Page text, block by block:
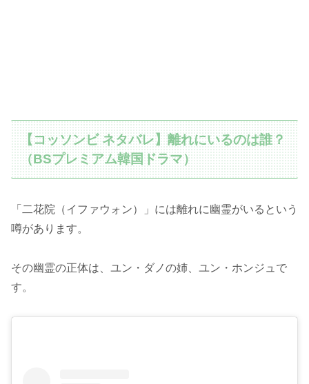
【コッソンビ ネタバレ】離れにいるのは誰？
（BSプレミアム韓国ドラマ）
「二花院（イファウォン）」には離れに幽霊がいるという
噂があります。
その幽霊の正体は、ユン・ダノの姉、ユン・ホンジュで
す。